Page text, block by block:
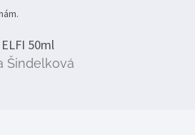
50ml
produktu je 5 z 5 hvězdiček.
Šindelková